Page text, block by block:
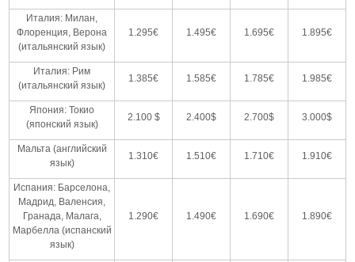
Италия: Милан,
Флоренция, Верона
(итальянский язык)
1.295€ 1.495€ 1.695€ 1.895€
Италия: Рим
(итальянский язык)
1.385€ 1.585€ 1.785€ 1.985€
Япония: Токио
(японский язык)
2.100 $ 2.400$ 2.700$ 3.000$
Мальта (английский
язык)
1.310€ 1.510€ 1.710€ 1.910€
Испания: Барселона,
Мадрид, Валенсия,
Гранада, Малага,
Марбелла (испанский
язык)
1.290€ 1.490€ 1.690€ 1.890€